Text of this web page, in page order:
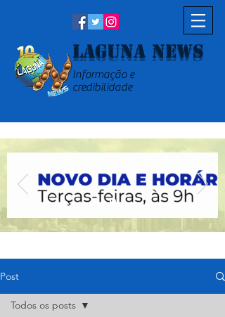
Laguna News
Informação e
credibilidade
Post
Todos os posts